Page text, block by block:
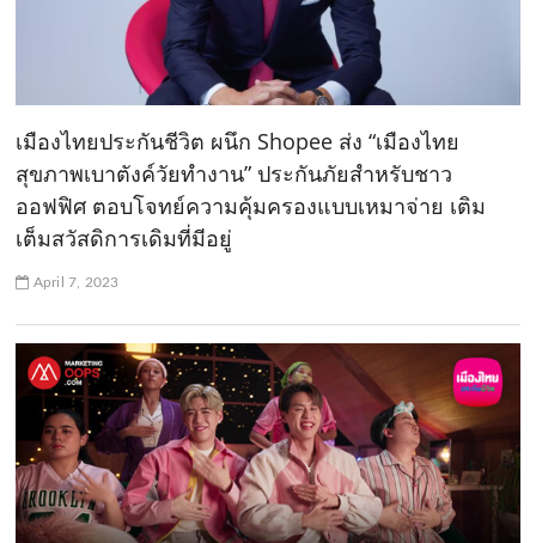
เมืองไทยประกันชีวิต ผนึก Shopee ส่ง “เมืองไทย
สุขภาพเบาตังค์วัยทำงาน” ประกันภัยสำหรับชาว
ออฟฟิศ ตอบโจทย์ความคุ้มครองแบบเหมาจ่าย เติม
เต็มสวัสดิการเดิมที่มีอยู่
April 7, 2023